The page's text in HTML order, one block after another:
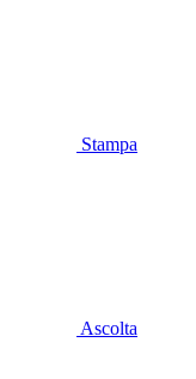
Stampa
Ascolta